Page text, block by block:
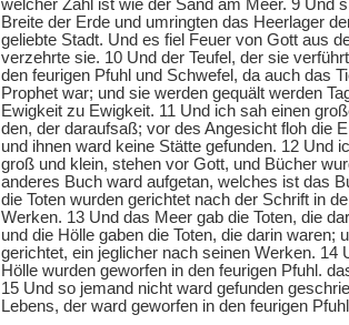
welcher Zahl ist wie der Sand am Meer. 9 Und
Breite der Erde und umringten das Heerlager
geliebte Stadt. Und es fiel Feuer von Gott aus
verzehrte sie. 10 Und der Teufel, der sie
den feurigen Pfuhl und Schwefel, da auch das
Prophet war; und sie werden gequält werden
Ewigkeit zu Ewigkeit. 11 Und ich sah einen
den, der daraufsaß; vor des Angesicht floh die
und ihnen ward keine Stätte gefunden. 12 Und
groß und klein, stehen vor Gott, und Bücher
anderes Buch ward aufgetan, welches ist das
die Toten wurden gerichtet nach der Schrift in
Werken. 13 Und das Meer gab die Toten, die
und die Hölle gaben die Toten, die darin waren;
gerichtet, ein jeglicher nach seinen Werken. 14
Hölle wurden geworfen in den feurigen Pfuhl.
15 Und so jemand nicht ward gefunden
Lebens, der ward geworfen in den feurigen